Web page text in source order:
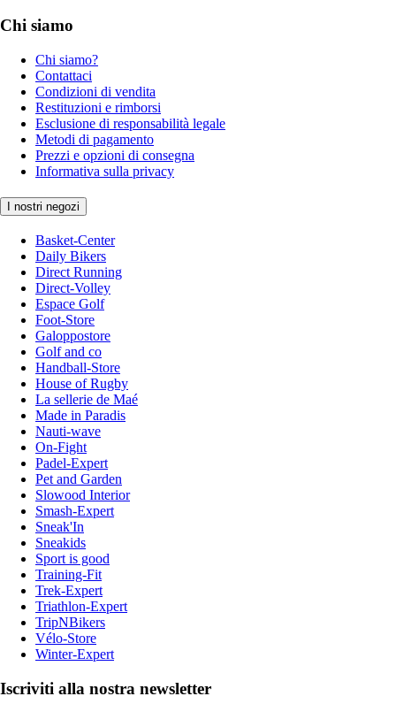
Chi siamo
Chi siamo?
Contattaci
Condizioni di vendita
Restituzioni e rimborsi
Esclusione di responsabilità legale
Metodi di pagamento
Prezzi e opzioni di consegna
Informativa sulla privacy
I nostri negozi
Basket-Center
Daily Bikers
Direct Running
Direct-Volley
Espace Golf
Foot-Store
Galoppostore
Golf and co
Handball-Store
House of Rugby
La sellerie de Maé
Made in Paradis
Nauti-wave
On-Fight
Padel-Expert
Pet and Garden
Slowood Interior
Smash-Expert
Sneak'In
Sneakids
Sport is good
Training-Fit
Trek-Expert
Triathlon-Expert
TripNBikers
Vélo-Store
Winter-Expert
Iscriviti alla nostra newsletter